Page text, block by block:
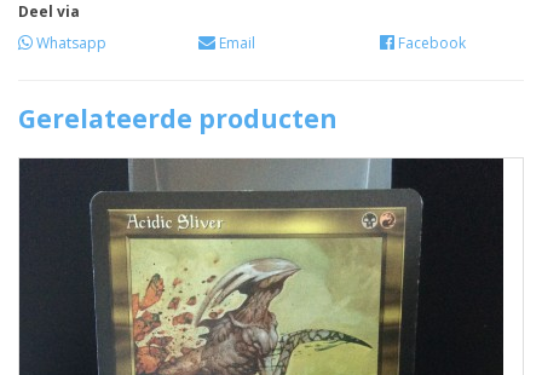
Deel via
Whatsapp
Email Facebook
Gerelateerde producten